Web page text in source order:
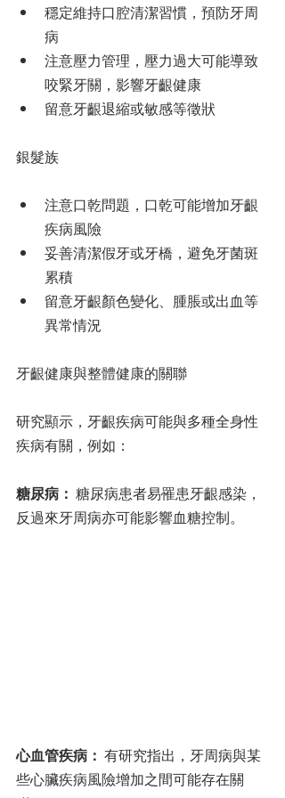
穩定維持口腔清潔習慣，預防牙周
病
注意壓力管理，壓力過大可能導致
咬緊牙關，影響牙齦健康
留意牙齦退縮或敏感等徵狀
銀髮族
注意口乾問題，口乾可能增加牙齦
疾病風險
妥善清潔假牙或牙橋，避免牙菌斑
累積
留意牙齦顏色變化、腫脹或出血等
異常情況
牙齦健康與整體健康的關聯
研究顯示，牙齦疾病可能與多種全身性
疾病有關，例如：
糖尿病： 糖尿病患者易罹患牙齦感染，
反過來牙周病亦可能影響血糖控制。
心血管疾病： 有研究指出，牙周病與某
些心臟疾病風險增加之間可能存在關